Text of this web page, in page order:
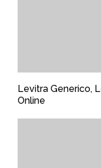
Levitra Generico,
Online